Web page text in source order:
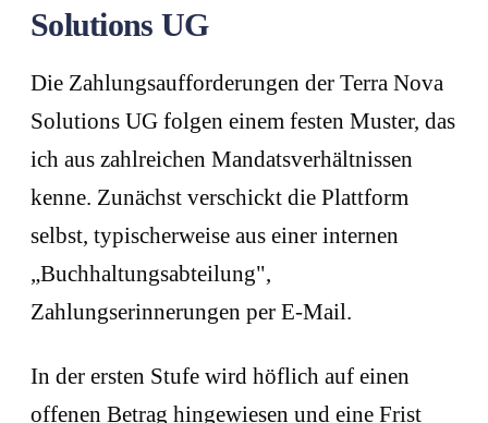
Solutions UG
Die Zahlungsaufforderungen der Terra Nova
Solutions UG folgen einem festen Muster, das
ich aus zahlreichen Mandatsverhältnissen
kenne. Zunächst verschickt die Plattform
selbst, typischerweise aus einer internen
„Buchhaltungsabteilung",
Zahlungserinnerungen per E-Mail.
In der ersten Stufe wird höflich auf einen
offenen Betrag hingewiesen und eine Frist